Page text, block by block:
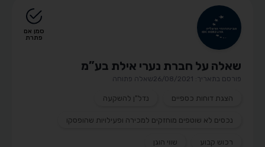
שאלה על חברת נערי אילת בע”מ
פורסם בתאריך: 26/08/2021 שאלה פתוחה
הצגת דוחות כספיים נדל"ן להשקעה
נכסים לא שוטפים מוחזקים למכירה ופעילויות שהופסקו
רכוש קבוע שווי הוגן
סמן אם
פתרת